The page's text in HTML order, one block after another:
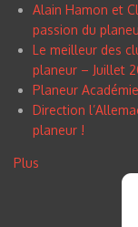
Alain Hamon et
passion du
Le meilleur des
planeur – Juillet
Planeur
Direction
planeur !
Plus